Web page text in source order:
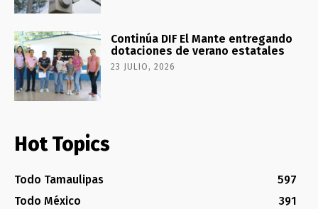
Continúa DIF El Mante entregando
dotaciones de verano estatales
23 JULIO, 2026
Hot Topics
Todo Tamaulipas
597
Todo México
391